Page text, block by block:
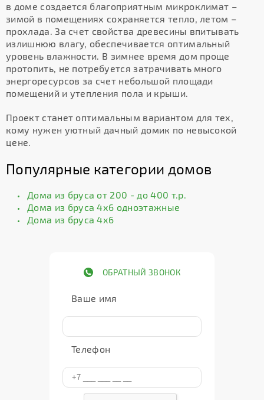
в доме создается благоприятным микроклимат –
зимой в помещениях сохраняется тепло, летом –
прохлада. За счет свойства древесины впитывать
излишнюю влагу, обеспечивается оптимальный
уровень влажности. В зимнее время дом проще
протопить, не потребуется затрачивать много
энергоресурсов за счет небольшой площади
помещений и утепления пола и крыши.
Проект станет оптимальным вариантом для тех,
кому нужен уютный дачный домик по невысокой
цене.
Популярные категории домов
Дома из бруса от 200 - до 400 т.р.
Дома из бруса 4х6 одноэтажные
Дома из бруса 4х6
ОБРАТНЫЙ ЗВОНОК
Ваше имя
Телефон